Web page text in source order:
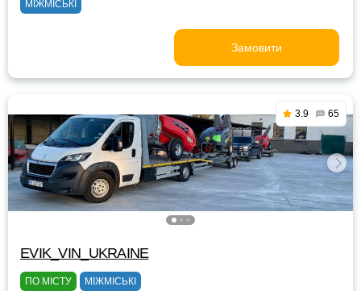
МІЖМІСЬКІ
Замовити
3.9 65
EVIK_VIN_UKRAINE
ПО МІСТУ МІЖМІСЬКІ